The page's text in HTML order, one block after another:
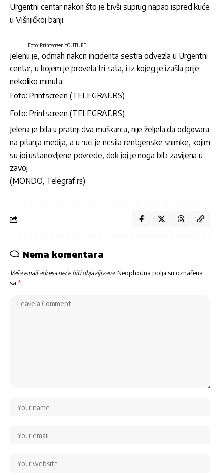
Urgentni centar nakon što je bivši suprug napao ispred kuće
u Višnjičkoj banji.
Foto: Printscreen YOUTUBE
Jelenu je, odmah nakon incidenta sestra odvezla u Urgentni
centar, u kojem je provela tri sata, i iz kojeg je izašla prije
nekoliko minuta.
Foto: Printscreen (TELEGRAF.RS)
Foto: Printscreen (TELEGRAF.RS)
Jelena je bila u pratnji dva muškarca, nije željela da odgovara
na pitanja medija, a u ruci je nosila rentgenske snimke, kojim
su joj ustanovljene povrede, dok joj je noga bila zavijena u
zavoj.
(MONDO, Telegraf.rs)
Nema komentara
Vaša email adresa neće biti objavljivana. Neophodna polja su označena
sa *